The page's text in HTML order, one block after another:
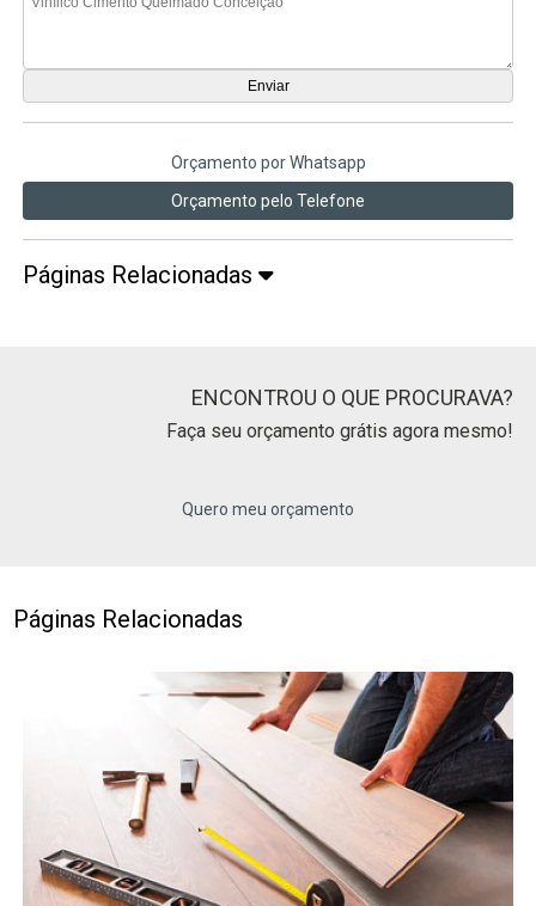
Orçamento por Whatsapp
Orçamento pelo Telefone
Páginas Relacionadas
ENCONTROU O QUE PROCURAVA?
Faça seu orçamento grátis agora mesmo!
Quero meu orçamento
Páginas Relacionadas